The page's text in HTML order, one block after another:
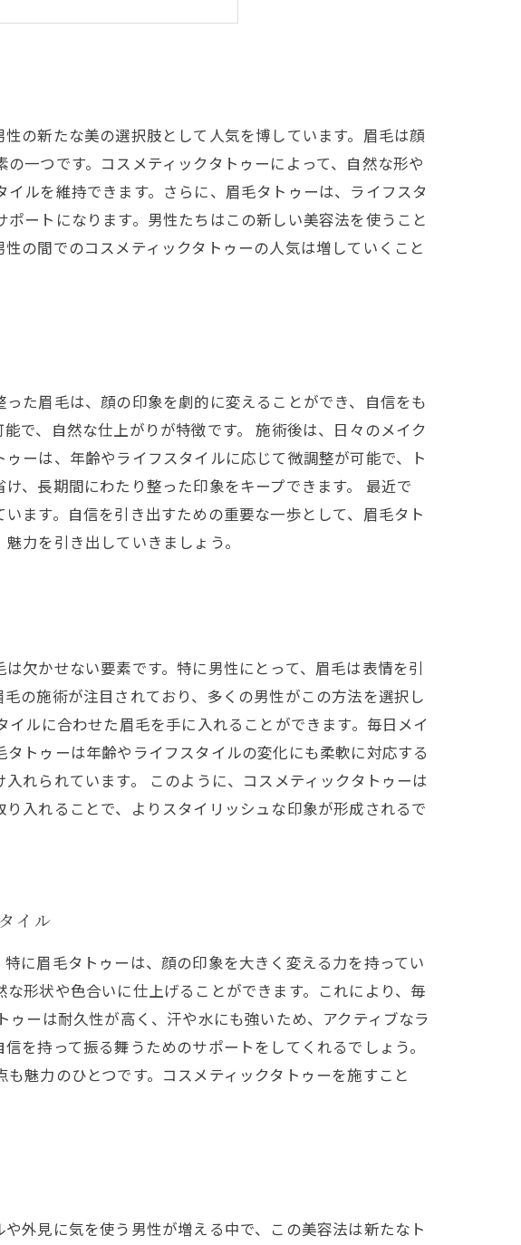
ンド
望
の新たな美の選択肢として人気を博しています。眉毛は顔
一つです。コスメティックタトゥーによって、自然な形や
ルを維持できます。さらに、眉毛タトゥーは、ライフスタ
ートになります。男性たちはこの新しい美容法を使うこと
の間でのコスメティックタトゥーの人気は増していくこと
た眉毛は、顔の印象を劇的に変えることができ、自信をも
で、自然な仕上がりが特徴です。 施術後は、日々のメイク
ーは、年齢やライフスタイルに応じて微調整が可能で、ト
、長期間にわたり整った印象をキープできます。 最近で
ます。自信を引き出すための重要な一歩として、眉毛タト
力を引き出していきましょう。
欠かせない要素です。特に男性にとって、眉毛は表情を引
の施術が注目されており、多くの男性がこの方法を選択し
ルに合わせた眉毛を手に入れることができます。毎日メイ
トゥーは年齢やライフスタイルの変化にも柔軟に対応する
れられています。 このように、コスメティックタトゥーは
入れることで、よりスタイリッシュな印象が形成されるで
イル
に眉毛タトゥーは、顔の印象を大きく変える力を持ってい
形状や色合いに仕上げることができます。これにより、毎
ーは耐久性が高く、汗や水にも強いため、アクティブなラ
を持って振る舞うためのサポートをしてくれるでしょう。
魅力のひとつです。コスメティックタトゥーを施すこと
外見に気を使う男性が増える中で、この美容法は新たなト